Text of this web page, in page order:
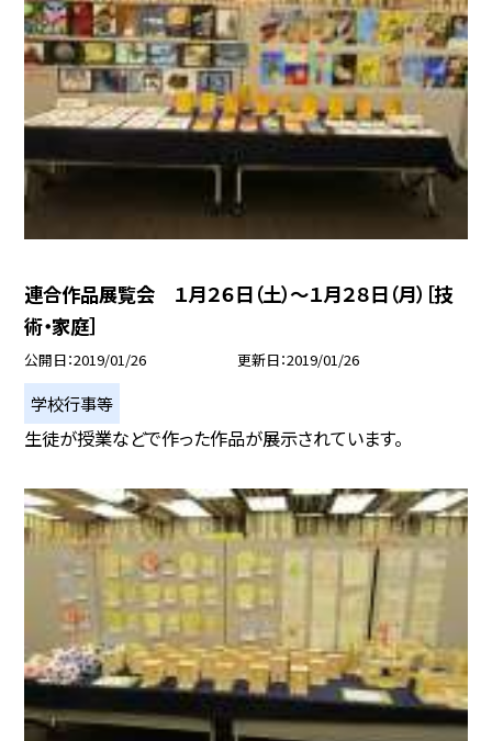
連合作品展覧会 １月２６日（土）〜１月２８日（月）［技
術・家庭］
公開日 2019/01/26 更新日 2019/01/26
学校行事等
生徒が授業などで作った作品が展示されています。